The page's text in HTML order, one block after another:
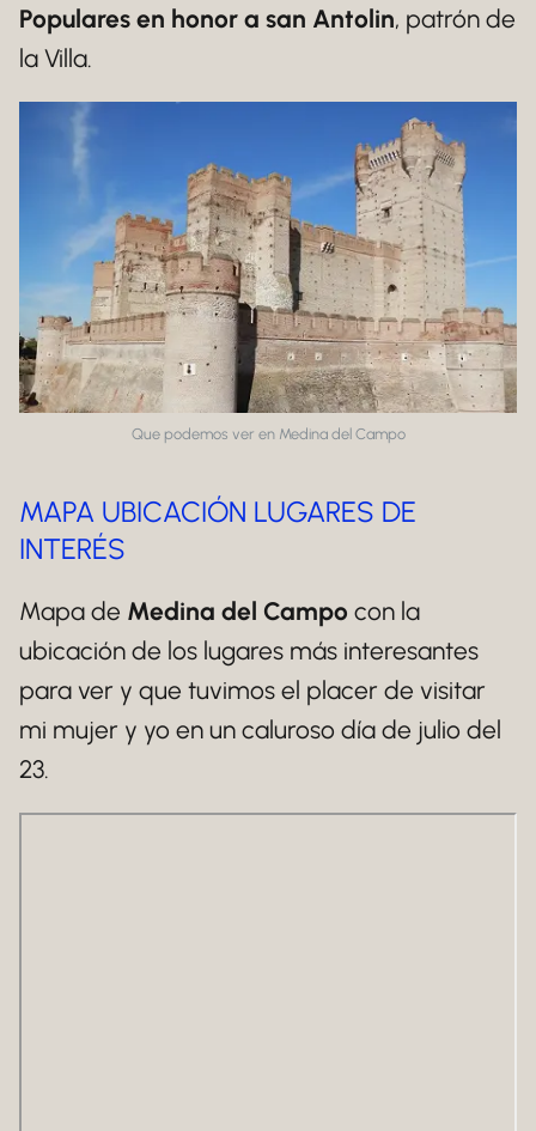
Populares en honor a san Antolin, patrón de
la Villa.
Que podemos ver en Medina del Campo
MAPA UBICACIÓN LUGARES DE
INTERÉS
Mapa de Medina del Campo con la
ubicación de los lugares más interesantes
para ver y que tuvimos el placer de visitar
mi mujer y yo en un caluroso día de julio del
23.